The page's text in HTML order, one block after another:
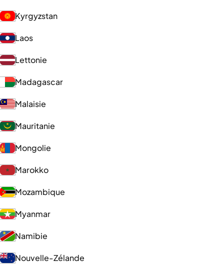
Kyrgyzstan
Laos
Lettonie
Madagascar
Malaisie
Mauritanie
Mongolie
Marokko
Mozambique
Myanmar
Namibie
Nouvelle-Zélande